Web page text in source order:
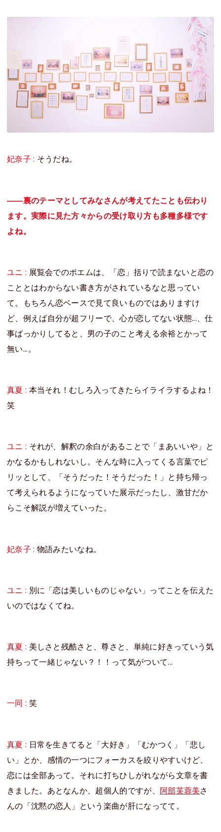
妃奈子 : そうだね。
――裏のテーマとしてみなさんが考えてたことも伝わり
ます。実際に見た方々からの受け取り方も多種多様です
よね。
ユニ : 展覧会でのポエムは、「恋」括りで読まないと恋の
こととはわからない書き方がされているなと思ってい
て。もちろん恋ベースで見て良いものではありますけ
ど、例えば自分が超フリーで、心が恋してない状態...、仕
事ばっかりしてると、男の子のこと考える余裕とかって
無い...。
真夏 : 本当それ！むしろ入ってきたらイライラするよね！
笑
ユニ : それが、解釈の余白があることで「まあいいや」と
かなるかもしれないし。そんな時に入ってくる言葉でピ
リッとして、「そうだった！そうだった！」と持ち帰っ
て考えられるようになっていた展示だったし、激甘だか
らこそ解説が増えていった。
妃奈子 : 物語みたいなね。
ユニ : 別に「恋は美しいものじゃない」ってことを伝えた
いのではなくてね。
真夏 : 美しさと残酷さと、尊さと、単純に好きっていう気
持ちって一緒じゃない？！！って気がついて...
一同 : 笑
真夏 : 日常を生きてると「大好き」「むかつく」「悲し
い」とか、感情の一つにフォーカスを絞りやすいけど、
恋には全部あって。それに打ちひしがれながら文章を書
きました。あとなんか、超個人的ですが、 阿部芙蓉美さ
んの「沈黙の恋人」という楽曲が肝になってて。